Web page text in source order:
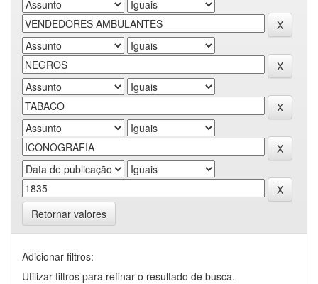
Retornar valores
Adicionar filtros:
Utilizar filtros para refinar o resultado de busca.